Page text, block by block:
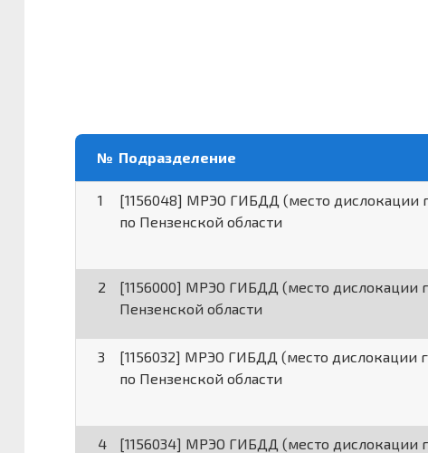
№ Подразделение
1
[1156048] МРЭО ГИБДД (место дислокации
по Пензенской области
2
[1156000] МРЭО ГИБДД (место дислокации
Пензенской области
3
[1156032] МРЭО ГИБДД (место дислокации
по Пензенской области
4
[1156034] МРЭО ГИБДД (место дислокации